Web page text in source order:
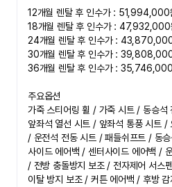
12개월 렌탈 후 인수가 : 51,994,000
18개월 렌탈 후 인수가 : 47,932,000
24개월 렌탈 후 인수가 :
30개월 렌탈 후 인수가 :
36개월 렌탈 후 인수가 :
주요옵션
가죽 스티어링 휠 / 가죽 시트 / 동승
앞좌석 열선 시트 / 앞좌석 통풍 시트 /
/ 운전석 전동 시트 / 패들쉬프트 / 동
사이드 에어백 / 센터사이드 에어백 /
/ 전방 충돌방지 보조 / 전자제어 서스
이탈 방지 보조 / 커튼 에어백 / 후방